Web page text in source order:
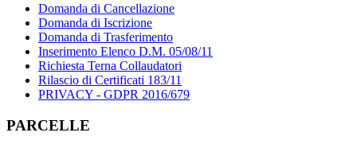
Domanda di Cancellazione
Domanda di Iscrizione
Domanda di Trasferimento
Inserimento Elenco D.M. 05/08/11
Richiesta Terna Collaudatori
Rilascio di Certificati 183/11
PRIVACY - GDPR 2016/679
PARCELLE